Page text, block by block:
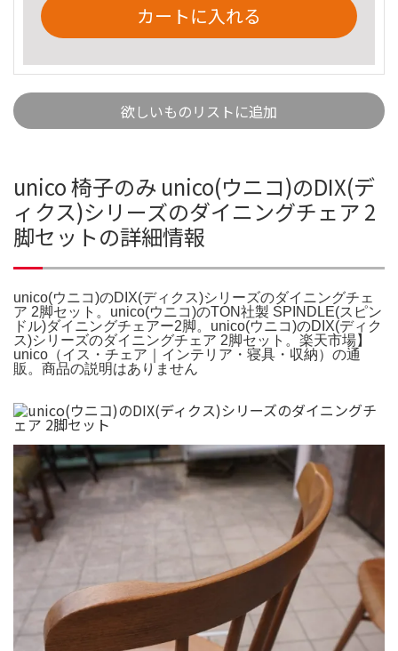
カートに入れる
欲しいものリストに追加
unico 椅子のみ unico(ウニコ)のDIX(デ
ィクス)シリーズのダイニングチェア 2
脚セットの詳細情報
unico(ウニコ)のDIX(ディクス)シリーズのダイニングチェ
ア 2脚セット。unico(ウニコ)のTON社製 SPINDLE(スピン
ドル)ダイニングチェアー2脚。unico(ウニコ)のDIX(ディク
ス)シリーズのダイニングチェア 2脚セット。楽天市場】
unico（イス・チェア｜インテリア・寝具・収納）の通
販。商品の説明はありません